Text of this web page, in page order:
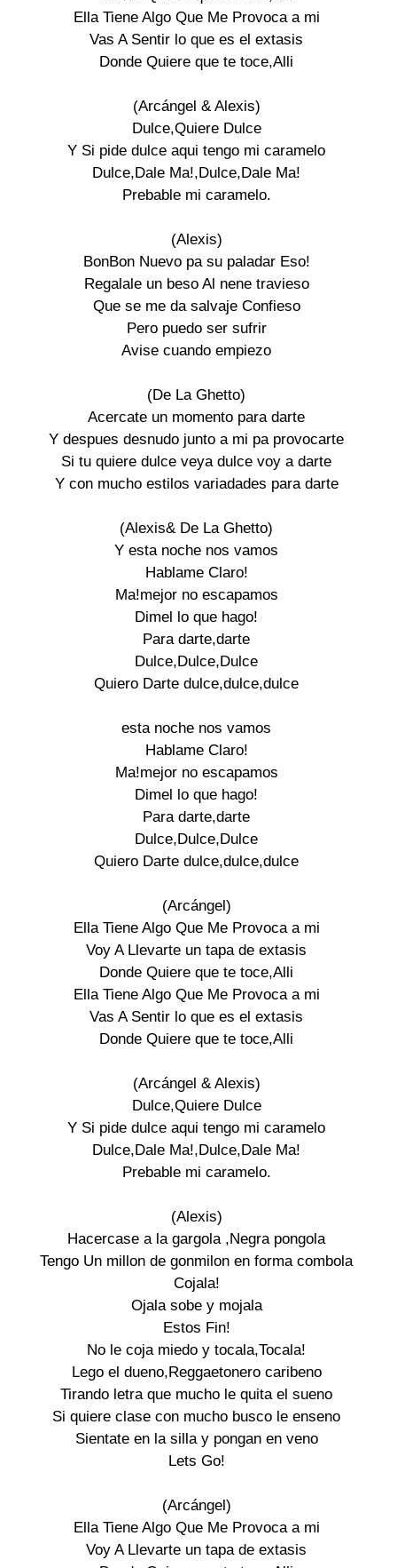
Ella Tiene Algo Que Me Provoca a mi
Vas A Sentir lo que es el extasis
Donde Quiere que te toce,Alli
(Arcángel & Alexis)
Dulce,Quiere Dulce
Y Si pide dulce aqui tengo mi caramelo
Dulce,Dale Ma!,Dulce,Dale Ma!
Prebable mi caramelo.
(Alexis)
BonBon Nuevo pa su paladar Eso!
Regalale un beso Al nene travieso
Que se me da salvaje Confieso
Pero puedo ser sufrir
Avise cuando empiezo
(De La Ghetto)
Acercate un momento para darte
Y despues desnudo junto a mi pa provocarte
Si tu quiere dulce veya dulce voy a darte
Y con mucho estilos variadades para darte
(Alexis& De La Ghetto)
Y esta noche nos vamos
Hablame Claro!
Ma!mejor no escapamos
Dimel lo que hago!
Para darte,darte
Dulce,Dulce,Dulce
Quiero Darte dulce,dulce,dulce
esta noche nos vamos
Hablame Claro!
Ma!mejor no escapamos
Dimel lo que hago!
Para darte,darte
Dulce,Dulce,Dulce
Quiero Darte dulce,dulce,dulce
(Arcángel)
Ella Tiene Algo Que Me Provoca a mi
Voy A Llevarte un tapa de extasis
Donde Quiere que te toce,Alli
Ella Tiene Algo Que Me Provoca a mi
Vas A Sentir lo que es el extasis
Donde Quiere que te toce,Alli
(Arcángel & Alexis)
Dulce,Quiere Dulce
Y Si pide dulce aqui tengo mi caramelo
Dulce,Dale Ma!,Dulce,Dale Ma!
Prebable mi caramelo.
(Alexis)
Hacercase a la gargola ,Negra pongola
Tengo Un millon de gonmilon en forma combola
Cojala!
Ojala sobe y mojala
Estos Fin!
No le coja miedo y tocala,Tocala!
Lego el dueno,Reggaetonero caribeno
Tirando letra que mucho le quita el sueno
Si quiere clase con mucho busco le enseno
Sientate en la silla y pongan en veno
Lets Go!
(Arcángel)
Ella Tiene Algo Que Me Provoca a mi
Voy A Llevarte un tapa de extasis